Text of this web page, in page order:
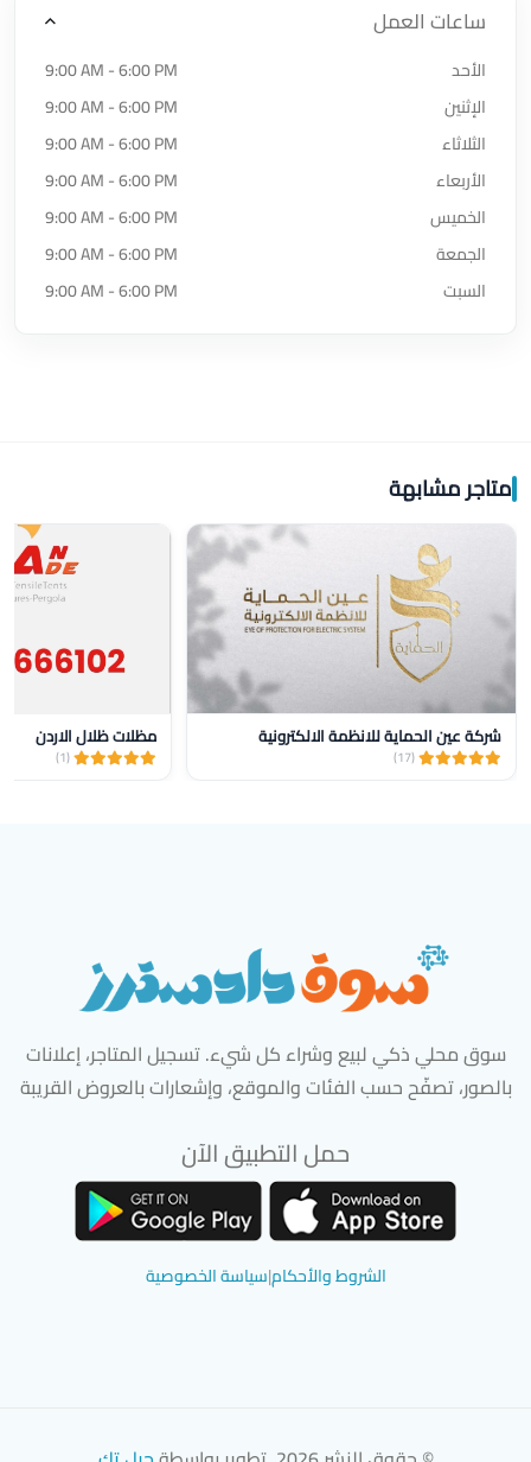
ساعات العمل
الأحد
9:00 AM - 6:00 PM
الإثنين
9:00 AM - 6:00 PM
الثلاثاء
9:00 AM - 6:00 PM
الأربعاء
9:00 AM - 6:00 PM
الخميس
9:00 AM - 6:00 PM
الجمعة
9:00 AM - 6:00 PM
السبت
9:00 AM - 6:00 PM
متاجر مشابهة
شركة عين الحماية للانظمة الالكترونية
(17)
مظلات ظلال الاردن
(1)
سوق محلي ذكي لبيع وشراء كل شيء. تسجيل المتاجر، إعلانات
بالصور، تصفّح حسب الفئات والموقع، وإشعارات بالعروض القريبة
حمل التطبيق الآن
الشروط والأحكام|سياسة الخصوصية